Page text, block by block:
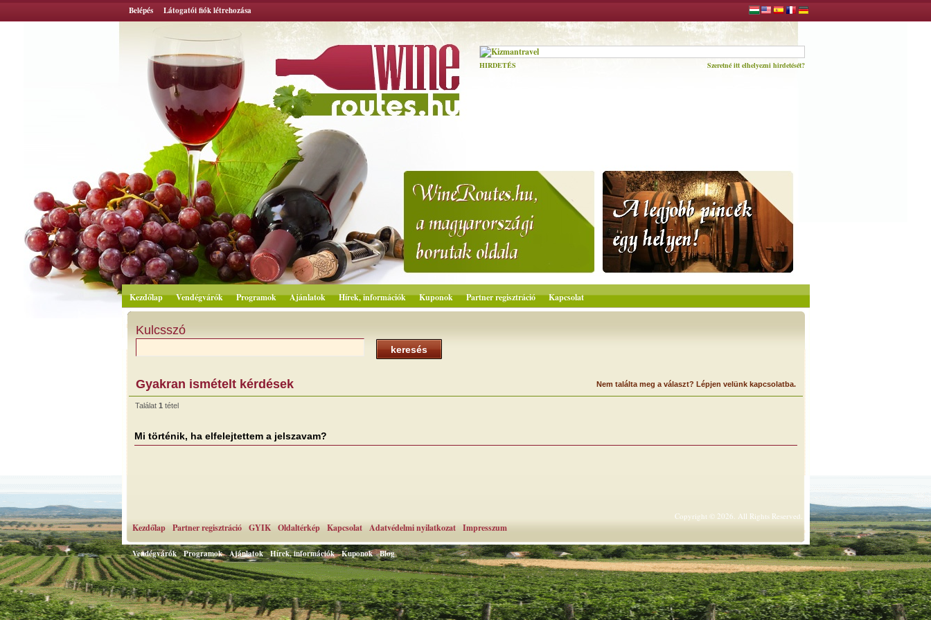
Belépés Látogatói fiók létrehozása
HIRDETÉS Szeretné itt elhelyezni hirdetését?
Kezdőlap Vendégvárók Programok Ajánlatok Hírek, információk Kuponok Partner regisztráció Kapcsolat
Kulcsszó
keresés
Gyakran ismételt kérdések Nem találta meg a választ? Lépjen velünk kapcsolatba.
Találat 1 tétel
Mi történik, ha elfelejtettem a jelszavam?
Kezdőlap Partner regisztráció GYIK Oldaltérkép Kapcsolat Adatvédelmi nyilatkozat Impresszum
Copyright © 2026. All Rights Reserved.
Vendégvárók Programok Ajánlatok Hírek, információk Kuponok Blog